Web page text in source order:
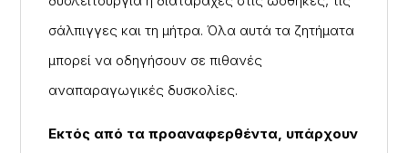
σάλπιγγες και τη μήτρα. Όλα αυτά τα ζητήματα
μπορεί να οδηγήσουν σε πιθανές
αναπαραγωγικές δυσκολίες.
Εκτός από τα προαναφερθέντα, υπάρχουν